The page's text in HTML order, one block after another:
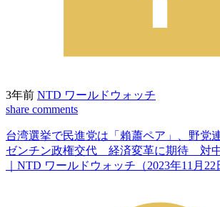
3年前 NTD ワールドウォッチ
share comments
台湾選挙で民進党は「賴蕭ペア」、野党
ゼンチン政権交代 経済変革に期待 対
｜NTD ワールドウォッチ（2023年11月22